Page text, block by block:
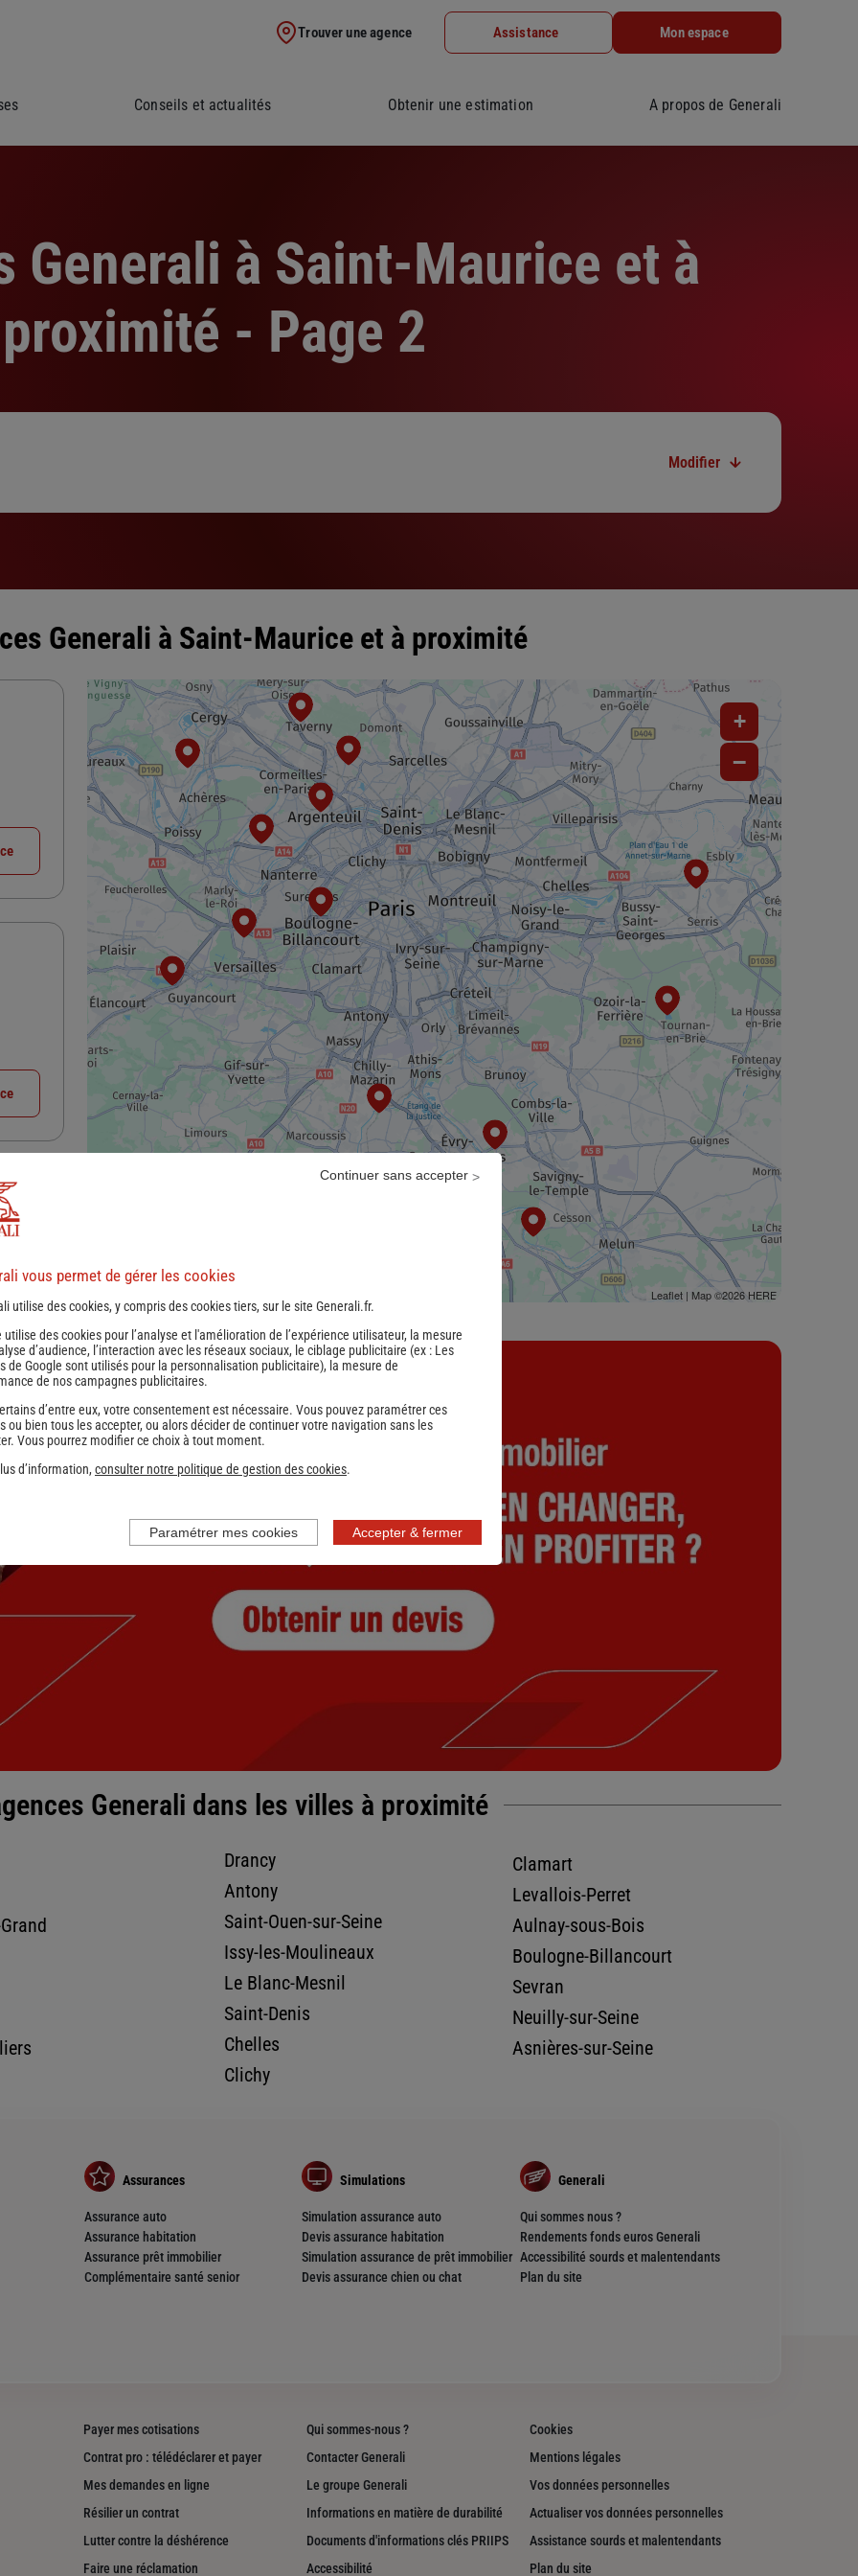
Trouver une agence Assistance Mon espace
Conseils et actualités Obtenir une estimation A propos de Generali
Generali à Saint-Maurice et à
proximité - Page 2
Modifier
Generali à Saint-Maurice et à proximité
+
−
Leaflet| Map ©2026 HERE
Précédent 1 2
Generali dans les villes à proximité
Drancy
Antony
Saint-Ouen-sur-Seine
Issy-les-Moulineaux
Le Blanc-Mesnil
Saint-Denis
Chelles
Clichy
Clamart
Levallois-Perret
Aulnay-sous-Bois
Boulogne-Billancourt
Sevran
Neuilly-sur-Seine
Asnières-sur-Seine
Assurances
Assurance auto
Assurance habitation
Assurance prêt immobilier
Complémentaire santé senior
Simulations
Simulation assurance auto
Devis assurance habitation
Simulation assurance de prêt immobilier
Devis assurance chien ou chat
Generali
Qui sommes nous ?
Rendements fonds euros Generali
Accessibilité sourds et malentendants
Plan du site
Payer mes cotisations
Contrat pro : télédéclarer et payer
Mes demandes en ligne
Résilier un contrat
Lutter contre la déshérence
Faire une réclamation
Qui sommes-nous ?
Contacter Generali
Le groupe Generali
Informations en matière de durabilité
Documents d'informations clés PRIIPS
Accessibilité
Cookies
Mentions légales
Vos données personnelles
Actualiser vos données personnelles
Assistance sourds et malentendants
Plan du site
vous permet de gérer les cookies
utilise des cookies, y compris des cookies tiers, sur le site Generali.fr.
utilise des cookies pour l’analyse et l'amélioration de l’expérience utilisateur, la mesure
d’audience, l’interaction avec les réseaux sociaux, le ciblage publicitaire (ex : Les
de Google sont utilisés pour la personnalisation publicitaire), la mesure de
de nos campagnes publicitaires.
d’entre eux, votre consentement est nécessaire. Vous pouvez paramétrer ces
ou bien tous les accepter, ou alors décider de continuer votre navigation sans les
Vous pourrez modifier ce choix à tout moment.
d’information, consulter notre politique de gestion des cookies.
Accepter & fermer
Continuer sans accepter
Paramétrer mes cookies